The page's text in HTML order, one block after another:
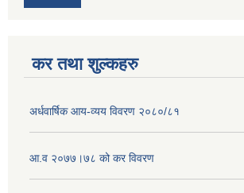
कर तथा शुल्कहरु
अर्धवार्षिक आय-व्यय विवरण २०८०/८१
आ.व २०७७।७८ को कर विवरण